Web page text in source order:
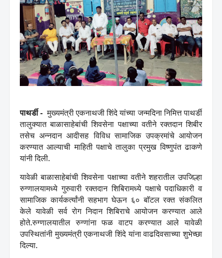
पाथर्डी- मुख्यमंत्री एकनाथजी शिंदेयांच्या जन्मदिना निमित्त पाथर्डी
तालुक्यात बाळासाहेबांची शिवसेना पक्षाच्या वतीने रक्तदान शिबीर
तसेच अन्नदान आदीसह विविध सामाजिक उपक्रमांचे आयोजन
करण्यात आल्याची माहिती पक्षाचे तालुका प्रमुख विष्णुपंत ढाकणे
यांनी दिली.
यावेळी बाळासाहेबांची शिवसेना पक्षाच्या वतीने शहरातील उपजिल्हा
रुग्णालयामध्ये गुरुवारी रक्तदान शिबिरामध्ये पक्षाचे पदाधिकारी व
सामाजिक कार्यकर्त्यांनी सहभाग घेऊन ६० बॉटल रक्त संकलित
केले यावेळी सर्व रोग निदान शिबिराचे आयोजन करण्यात आले
होते.रुग्णालयातील रुग्णांना फळ वाटप करण्यात आले यावेळी
उपस्थितांनी मुख्यमंत्री एकनाथजी शिंदे यांना वाढदिवसाच्या शुभेच्छा
दिल्या.